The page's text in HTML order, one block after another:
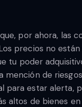
por ahora, las
precios no están
tu poder
mención de
para estar alerta,
altos de bienes